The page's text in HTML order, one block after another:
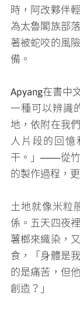
時，阿改夥伴
為太魯閣族部
著被蛇咬的風
備。
Apyang在書中
一種可以辨識
地，依附在我
人片段的回
干。」——從竹
的製作過程，
土地就像米粒
係。五天四夜
薯榔來織染，
食，「身體是
的是痛苦，但
創造？」